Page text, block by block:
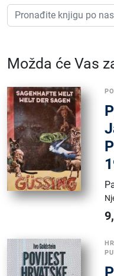
Možda će Vas